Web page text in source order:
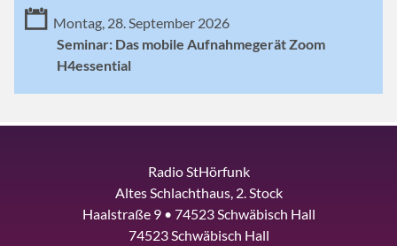
Montag, 28. September 2026
Seminar: Das mobile Aufnahmegerät Zoom
H4essential
Radio StHörfunk
Altes Schlachthaus, 2. Stock
Haalstraße 9 • 74523 Schwäbisch Hall
74523 Schwäbisch Hall